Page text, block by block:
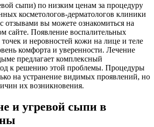
сыпи) по низким ценам за процедуру
косметологов-дерматологов клиники
вы можете ознакомиться на
сайте. Появление воспалительных
и неровностей кожи на лице и теле
комфорта и уверенности. Лечение
предлагает комплексный
к решению этой проблемы. Процедуры
на устранение видимых проявлений, но
их возникновения.
и угревой сыпи в